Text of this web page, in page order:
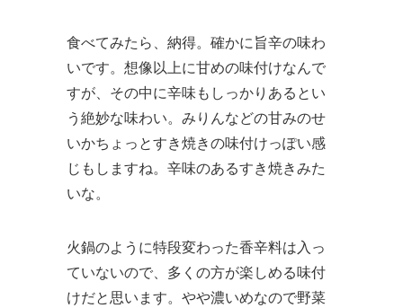
食べてみたら、納得。確かに旨辛の味わ
いです。想像以上に甘めの味付けなんで
すが、その中に辛味もしっかりあるとい
う絶妙な味わい。みりんなどの甘みのせ
いかちょっとすき焼きの味付けっぽい感
じもしますね。辛味のあるすき焼きみた
いな。
火鍋のように特段変わった香辛料は入っ
ていないので、多くの方が楽しめる味付
けだと思います。やや濃いめなので野菜